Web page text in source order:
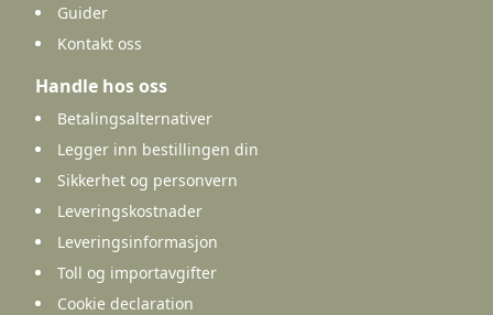
Guider
Kontakt oss
Handle hos oss
Betalingsalternativer
Legger inn bestillingen din
Sikkerhet og personvern
Leveringskostnader
Leveringsinformasjon
Toll og importavgifter
Cookie declaration